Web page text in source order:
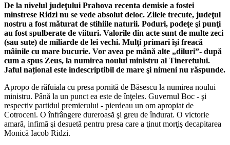
De la nivelul judeţului Prahova recenta demisie a fostei
minstrese Ridzi nu se vede absolut deloc. Zilele trecute, judeţul
nostru a fost măturat de stihiile naturii. Poduri, podeţe şi punţi
au fost spulberate de viituri. Valorile din acte sunt de multe zeci
(sau sute) de miliarde de lei vechi. Mulţi primari îşi freacă
mâinile cu mare bucurie. Vor avea pe mână alte „diluri”- după
cum a spus Zeus, la numirea noului ministru al Tineretului.
Jaful național este indescriptibil de mare şi nimeni nu răspunde.
Apropo de răfuiala cu presa pornită de Băsescu la numirea noului
ministru. Până la un punct ea este de înţeles. Guvernul Boc - şi
respectiv partidul premierului - pierdeau un om apropiat de
Cotroceni. O înfrângere dureroasă şi greu de îndurat. O victorie
amară, infimă şi desuetă pentru presa care a ţinut morţiş decapitarea
Monică Iacob Ridzi.